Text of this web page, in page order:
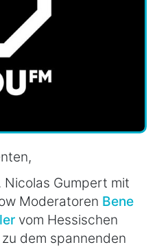
Nicolas Gumpert mit
Moderatoren Bene
vom Hessischen
dem spannenden